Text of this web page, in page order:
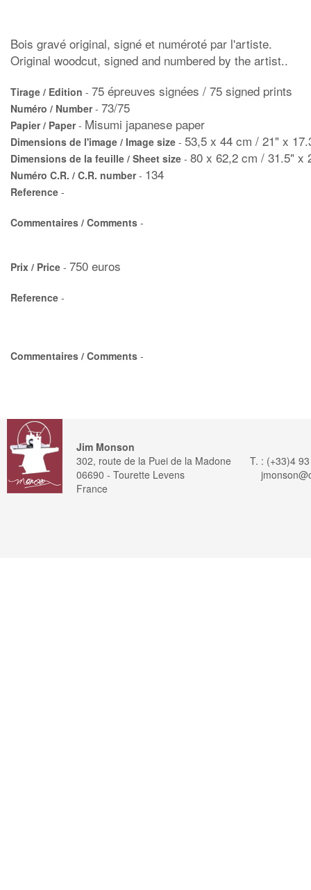
Bois gravé original, signé et numéroté par l'artiste.
Original woodcut, signed and numbered by the artist..
Tirage / Edition - 75 épreuves signées / 75 signed prints
Numéro / Number- 73/75
Papier / Paper- Misumi japanese paper
Dimensions de l'image / Image size - 53,5 x 44 cm / 21" x
Dimensions de la feuille / Sheet size - 80 x 62,2 cm / 31.5" x
Numéro C.R. / C.R. number- 134
Reference -
Commentaires / Comments -
Prix / Price - 750 euros
Reference -
Commentaires / Comments -
Jim Monson
302, route de la Puei de la Madone
06690 - Tourette Levens
France
T. : (+33)4